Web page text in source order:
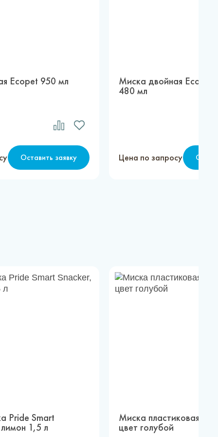
Ecopet 950 мл
Оставить заявку
Миска двойная Ecopet,
480 мл
Цена по запросу
Pride Smart
1,5 л
Миска пластиковая
цвет голубой